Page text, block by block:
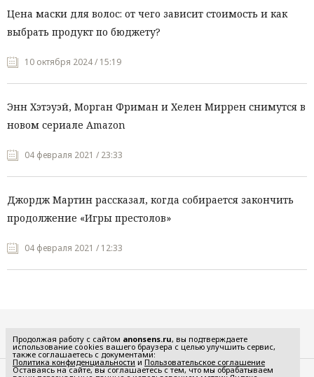
Цена маски для волос: от чего зависит стоимость и как
выбрать продукт по бюджету?
10 октября 2024 / 15:19
Энн Хэтэуэй, Морган Фриман и Хелен Миррен снимутся в
новом сериале Amazon
04 февраля 2021 / 23:33
Джордж Мартин рассказал, когда собирается закончить
продолжение «Игры престолов»
04 февраля 2021 / 12:33
Продолжая работу с сайтом anonsens.ru, вы подтверждаете
использование cookies вашего браузера с целью улучшить сервис,
также соглашаетесь с документами:
Политика конфиденциальности и Пользовательское соглашение
Оставаясь на сайте, вы соглашаетесь с тем, что мы обрабатываем